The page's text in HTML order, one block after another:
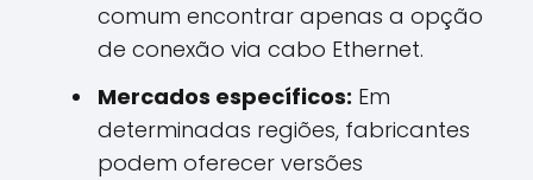
comum encontrar apenas a opção
de conexão via cabo Ethernet.
Mercados específicos: Em
determinadas regiões, fabricantes
podem oferecer versões